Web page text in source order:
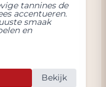
tannines de
accentueren.
smaak
en
Bekijk